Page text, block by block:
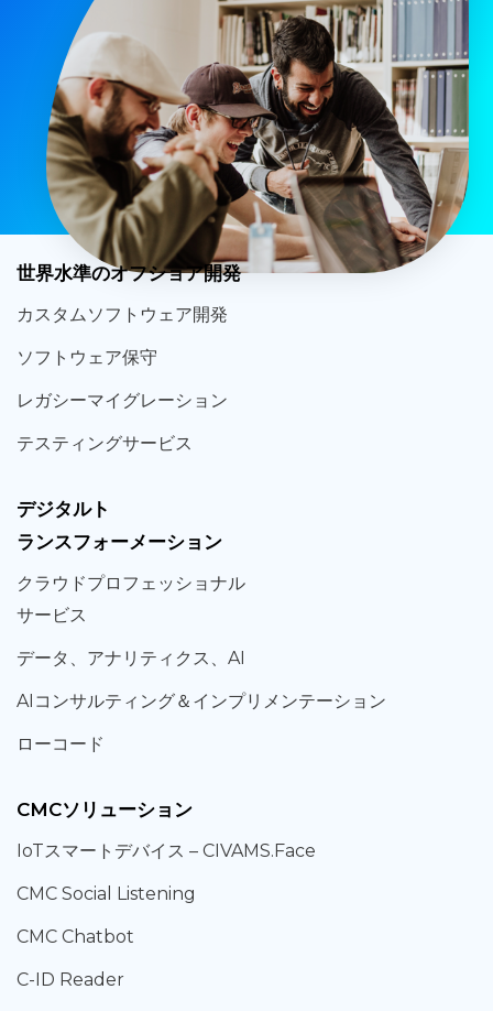
世界水準のオフショア開発
カスタムソフトウェア開発
ソフト ウェア保守
レガシーマイグレーション
テスティングサービス
デジタルト
ランスフォーメーション
クラウドプロフェッショナル
サービス
データ、 アナリティクス、 AI
AIコンサルティング＆ インプリメンテーション
ローコード
CMCソリューション
IoTスマートデバイス – CIVAMS.Face
CMC Social Listening
CMC Chatbot
C-ID Reader